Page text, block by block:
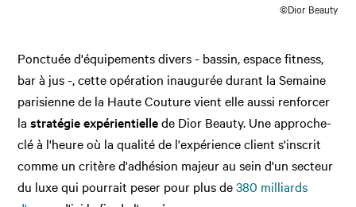
©Dior Beauty
Ponctuée d'équipements divers - bassin, espace fitness,
bar à jus -, cette opération inaugurée durant la Semaine
parisienne de la Haute Couture vient elle aussi renforcer
lastratégie expérientiellede Dior Beauty. Une approche-
clé à l'heure où la qualité de l'expérience client s'inscrit
comme un critère d'adhésion majeur au sein d'un secteur
du luxe qui pourrait peser pour plus de380 milliards